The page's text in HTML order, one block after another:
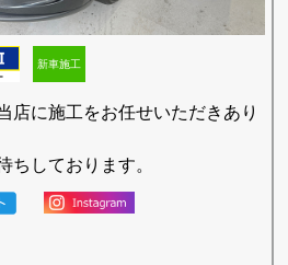
新車施工
店に施工をお任せいただきあり
ちしております。